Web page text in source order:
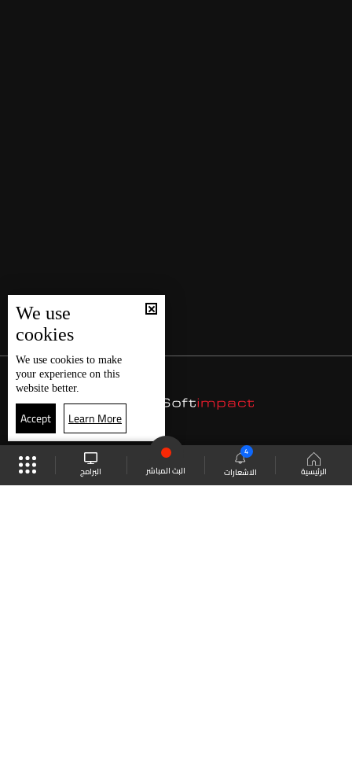
الرئيسية الاشعارات
4
البث المباشر البرامج
We use
cookies
We use cookies to make
your experience on this
website better.
Accept Learn More
موقع البرامج الجدول البث المباشر